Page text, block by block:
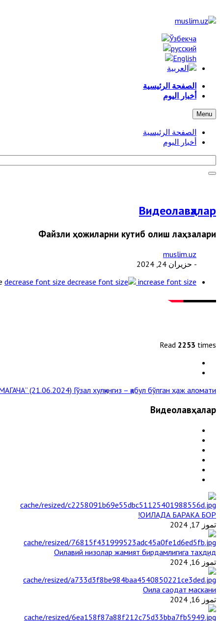
الصفحة الرئيسية
أخبار اليوم
Menu
الصفحة الرئيسية
أخبار اليوم
Видеолавҳалар
Файзли ҳожиларни кутиб олиш лаҳзалари
muslim.uz
- حزيران 24, 2024
decrease font size increase font size
Read 2253 times
(21.06.2024) Гўзал хулқингиз – қабул бўлган ҳаж аломати »
Видеолавҳалар
ОИЛАДА БАРАКА БОР!
تموز 17, 2024
Оилавий низолар жамият бирдамлигига таҳдид
تموز 16, 2024
Оила саодат маскани
تموز 16, 2024